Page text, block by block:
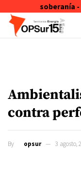
soberanía
Skip to content
contra
By opsur 3 agosto,